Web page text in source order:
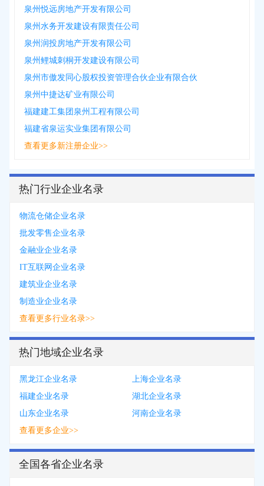
泉州悦远房地产开发有限公司
泉州水务开发建设有限责任公司
泉州润投房地产开发有限公司
泉州鲤城刺桐开发建设有限公司
泉州市傲发同心股权投资管理合伙企业有限合伙
泉州中捷达矿业有限公司
福建建工集团泉州工程有限公司
福建省泉运实业集团有限公司
查看更多新注册企业>>
热门行业企业名录
物流仓储企业名录
批发零售企业名录
金融业企业名录
IT互联网企业名录
建筑业企业名录
制造业企业名录
查看更多行业名录>>
热门地域企业名录
黑龙江企业名录
上海企业名录
福建企业名录
湖北企业名录
山东企业名录
河南企业名录
查看更多企业>>
全国各省企业名录